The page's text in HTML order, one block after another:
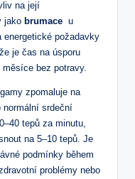
na její
jako brumace ⁤ u
‌požadavky
je čas na ‌úsporu
bez potravy.
⁣zpomaluje na
normální srdeční
tepů za minutu,
na ​5–10 tepů. Je
podmínky⁢ během
‍problémy nebo